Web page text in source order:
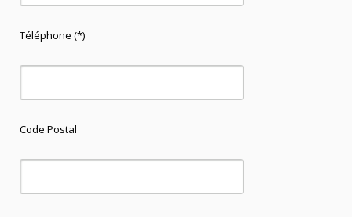
Téléphone (*)
Code Postal